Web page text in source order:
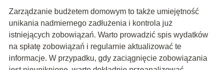
Zarządzanie budżetem domowym to także umiejętność
unikania nadmiernego zadłużenia i kontrola już
istniejących zobowiązań. Warto prowadzić spis wydatków
na spłatę zobowiązań i regularnie aktualizować te
informacje. W przypadku, gdy zaciągnięcie zobowiązania